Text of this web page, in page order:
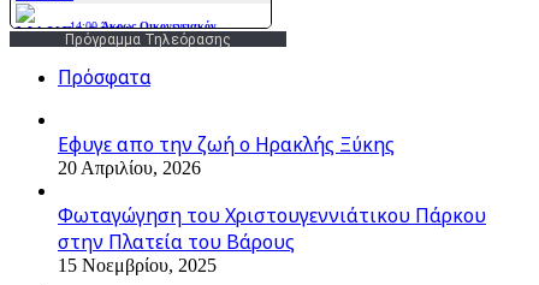
Πρόγραμμα Τηλεόρασης
Πρόσφατα
Εφυγε απο την ζωή o Ηρακλής Ξύκης
20 Απριλίου, 2026
Φωταγώγηση του Χριστουγεννιάτικου Πάρκου
στην Πλατεία του Βάρους
15 Νοεμβρίου, 2025